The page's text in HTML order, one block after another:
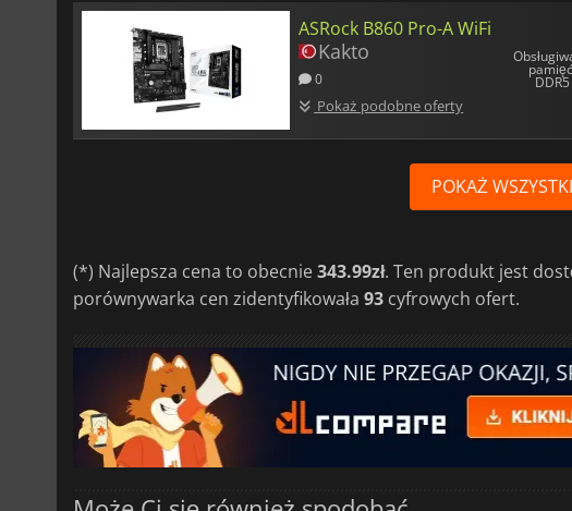
ASRock B860 Pro-A WiFi
Kakto
0
Pokaż podobne oferty
DDR5
POKAŻ
(*) Najlepsza cena to obecnie343.99zł. Ten produkt jest
porównywarka cen zidentyfikowała 93 cyfrowych ofert.